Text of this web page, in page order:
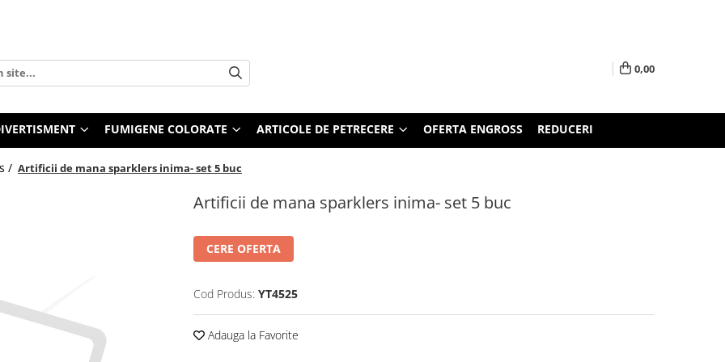
0,00
FUMIGENE COLORATE ARTICOLE DE PETRECERE OFERTA ENGROSS REDUCERI
/ Artificii de mana sparklers inima- set 5 buc
Artificii de mana sparklers inima- set 5 buc
CERE OFERTA
Cod Produs: YT4525
Adauga la Favorite